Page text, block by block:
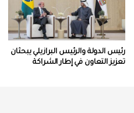
رئيس الدولة والرئيس البرازيلي يبحثان
تعزيز التعاون في إطار الشراكة